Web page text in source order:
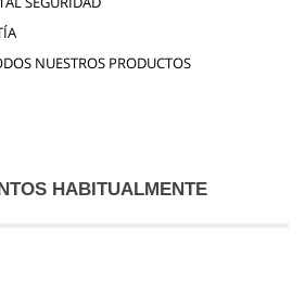
NUESTROS PRODUCTOS
HABITUALMENTE